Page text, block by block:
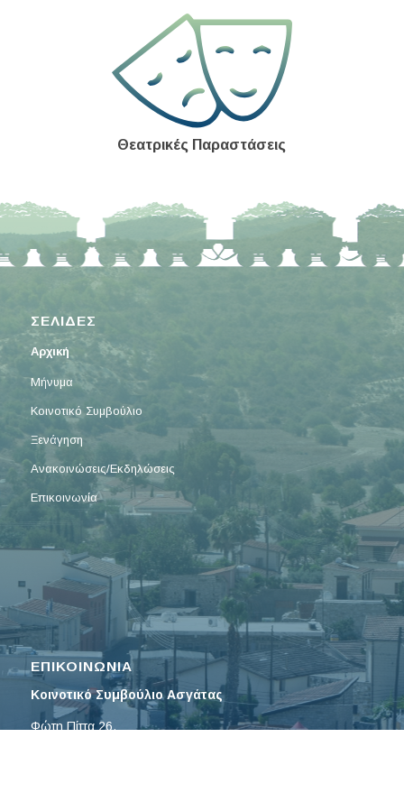
Θεατρικές Παραστάσεις
ΣΕΛΙΔΕΣ
Αρχική
Μήνυμα
Κοινοτικό Συμβούλιο
Ξενάγηση
Ανακοινώσεις/Εκδηλώσεις
Επικοινωνία
ΕΠΙΚΟΙΝΩΝΙΑ
Κοινοτικό Συμβούλιο Ασγάτας
Φώτη Πίττα 26,